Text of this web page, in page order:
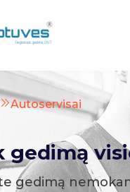
Autoservisai
gedimą
gedimą